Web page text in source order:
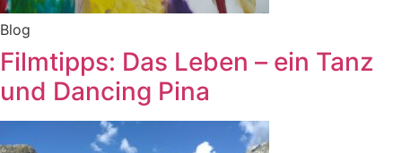
Blog
Filmtipps: Das Leben – ein Tanz
und Dancing Pina